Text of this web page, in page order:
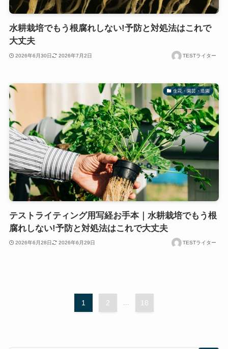
水耕栽培でもう根腐れしない!予防と対処法はこれで
大丈夫
2026年6月30日 2026年7月2日 TESTライター
生花・園芸・造園
テストライティング用写経お手本｜水耕栽培でもう根
腐れしない!予防と対処法はこれで大丈夫
2026年6月28日 2026年6月29日 TESTライター
1 2 18